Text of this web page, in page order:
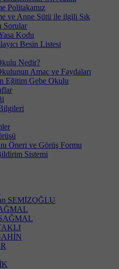
Politakamız
ve Anne Sütü ile ilgili Sık
Sorular
Kodu
Besin Listesi
Nedir?
Amaç ve Faydaları
Eğitim Gebe Okulu
Öneri ve Görüş Formu
Sistemi
SEMİZOĞLU